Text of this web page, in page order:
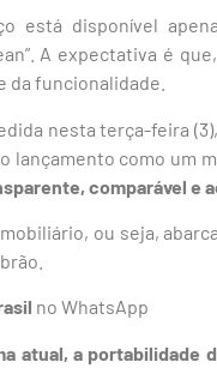
está disponível
A expectativa é
da funcionalidade.
nesta terça-feira
lançamento como um
comparável e
ou seja,
no WhatsApp
atual, a portabilidade